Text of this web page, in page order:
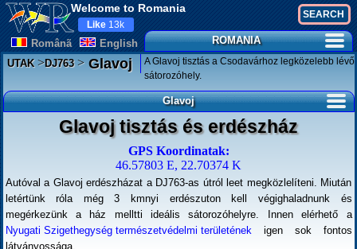
Welcome to Romania
Românã English
Like 13k
ROMANIA
UTAK>DJ763>Glavoj
A Glavoj tisztás a Csodavárhoz legközelebb lévő
sátorozóhely.
Glavoj
Glavoj tisztás és erdészház
GPS Koordinatak:
46.57803 E, 22.70374 K
Autóval a Glavoj erdészházat a DJ763-as útról leet megközlelíteni. Miután
letértünk róla még 3 kmnyi erdészuton kell végighaladnunk és
megérkezünk a ház melltti ideális sátorozóhelyre. Innen elérhető a
Nyugati Szigethegység természetvédelmi területénekigen sok fontos
látványossága.